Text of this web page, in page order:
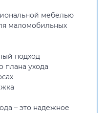
мебелью
маломобильных
подход
плана ухода
– это надежное